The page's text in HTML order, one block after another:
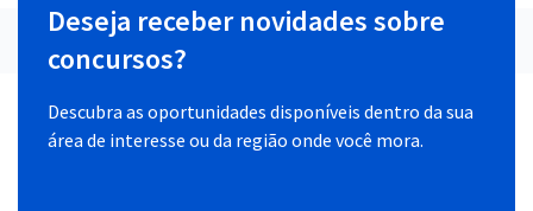
Deseja receber novidades sobre
concursos?
Descubra as oportunidades disponíveis dentro da sua
área de interesse ou da região onde você mora.